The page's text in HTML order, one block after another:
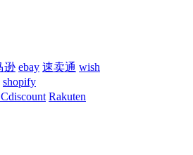
逊 ebay 速卖通 wish
shopify
Cdiscount Rakuten